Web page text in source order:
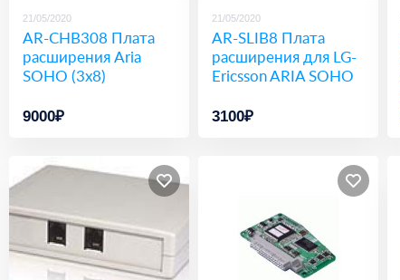
21/05/2020
AR-CHB308 Плата
расширения Aria
SOHO (3x8)
9000₽
21/05/2020
AR-SLIB8 Плата
расширения для LG-
Ericsson ARIA SOHO
3100₽